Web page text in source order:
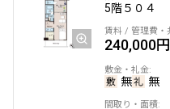
5階５０４
240,000円
無 無